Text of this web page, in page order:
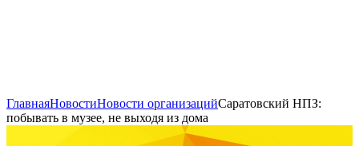
ГлавнаяНовостиНовости организацийСаратовский НПЗ:
побывать в музее, не выходя из дома